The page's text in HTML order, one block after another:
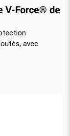
V-Force® de
avec